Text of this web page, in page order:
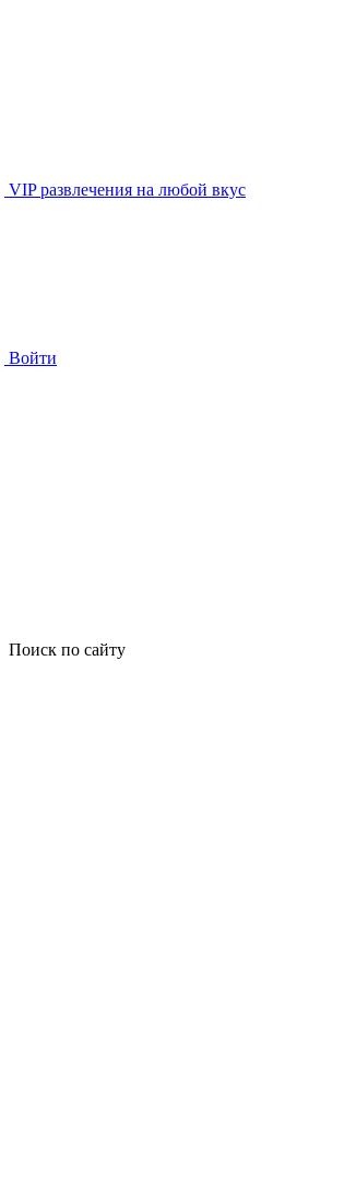
VIP развлечения на любой вкус
Войти
Поиск по сайту